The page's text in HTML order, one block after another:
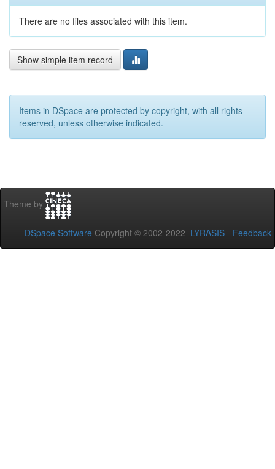
There are no files associated with this item.
Show simple item record
Items in DSpace are protected by copyright, with all rights
reserved, unless otherwise indicated.
Theme by
DSpace Software Copyright © 2002-2022 LYRASIS - Feedback